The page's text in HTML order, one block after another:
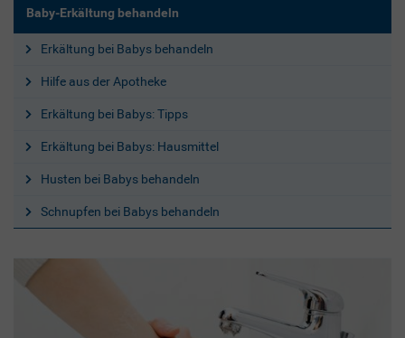
Baby-Erkältung behandeln
Erkältung bei Babys behandeln
Hilfe aus der Apotheke
Erkältung bei Babys: Tipps
Erkältung bei Babys: Hausmittel
Husten bei Babys behandeln
Schnupfen bei Babys behandeln